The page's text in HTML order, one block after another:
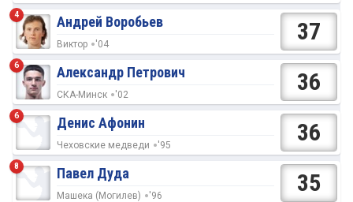
4 Андрей Воробьев
Виктор '04 37
6 Александр Петрович
СКА-Минск '02 36
6 Денис Афонин
Чеховские медведи '95 36
8 Павел Дуда
Машека (Могилев) '96 35